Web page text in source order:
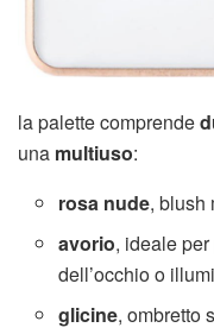
la palette comprende
una multiuso:
rosa nude, blush
avorio, ideale
dell’occhio o
glicine, ombretto